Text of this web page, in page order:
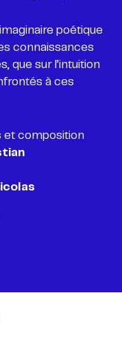
poétique
connaissances
que sur l’intuition
à ces